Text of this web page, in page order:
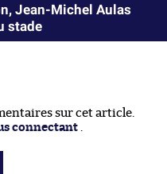
Jean-Michel Aulas
stade
sur cet article.
connectant